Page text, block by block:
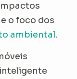
o foco dos
ambiental.